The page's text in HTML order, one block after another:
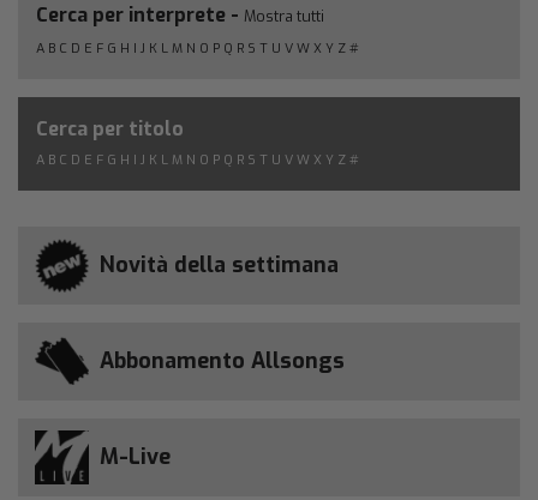
Cerca per interprete - Mostra tutti
A B C D E F G H I J K L M N O P Q R S T U V W X Y Z #
Cerca per titolo
A B C D E F G H I J K L M N O P Q R S T U V W X Y Z #
Novità della settimana
Abbonamento Allsongs
M-Live